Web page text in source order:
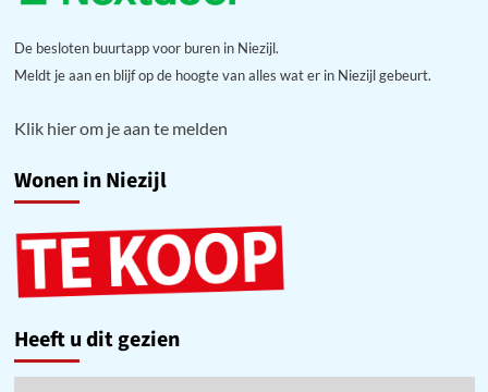
De besloten buurtapp voor buren in Niezijl.
Meldt je aan en blijf op de hoogte van alles wat er in Niezijl gebeurt.
Klik hier om je aan te melden
Wonen in Niezijl
Heeft u dit gezien